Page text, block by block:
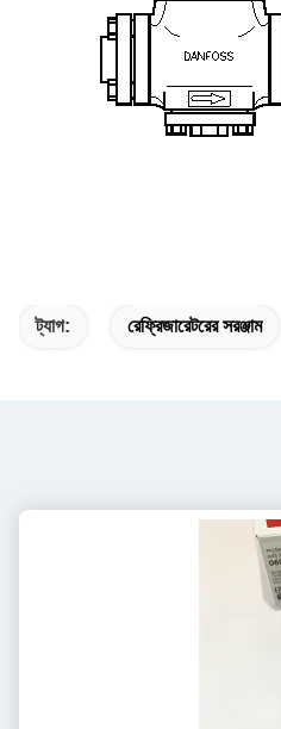
ট্যাগ: রেফ্রিজারেটরের সরঞ্জাম